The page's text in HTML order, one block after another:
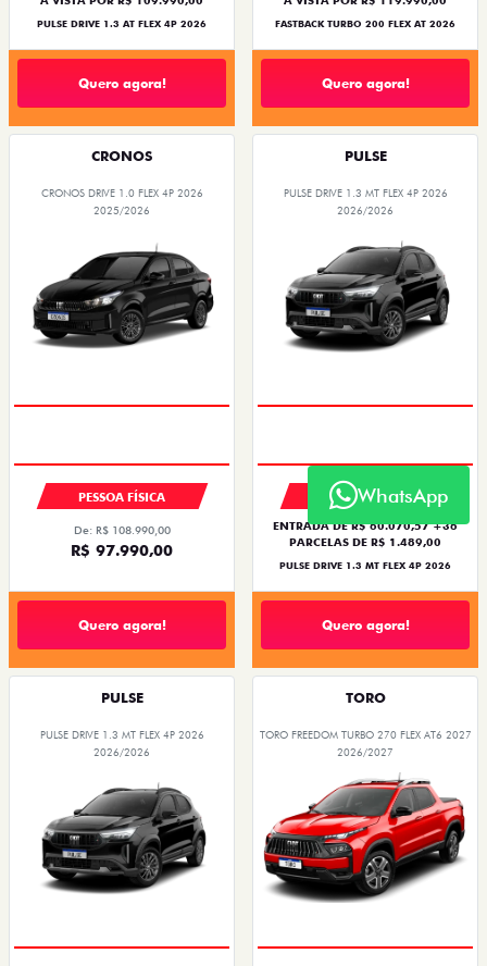
PULSE DRIVE 1.3 AT FLEX 4P 2026
Quero agora!
FASTBACK TURBO 200 FLEX AT 2026
Quero agora!
CRONOS
CRONOS DRIVE 1.0 FLEX 4P 2026
2025/2026
PESSOA FÍSICA
De: R$ 108.990,00
R$ 97.990,00
Quero agora!
PULSE
PULSE DRIVE 1.3 MT FLEX 4P 2026
2026/2026
PESSOA FÍSICA
ENTRADA DE R$ 60.070,57 +36
PARCELAS DE R$ 1.489,00
PULSE DRIVE 1.3 MT FLEX 4P 2026
Quero agora!
PULSE
PULSE DRIVE 1.3 MT FLEX 4P 2026
2026/2026
TORO
TORO FREEDOM TURBO 270 FLEX AT6 2027
2026/2027
WhatsApp